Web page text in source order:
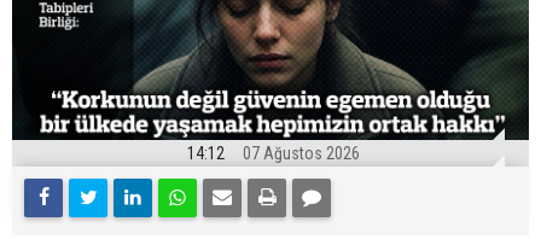
14:12 07 Ağustos 2026